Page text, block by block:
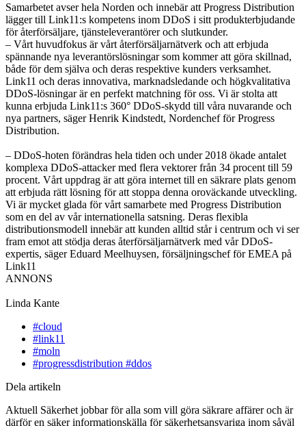
Samarbetet avser hela Norden och innebär att Progress Distribution
lägger till Link11:s kompetens inom DDoS i sitt produkterbjudande
för återförsäljare, tjänsteleverantörer och slutkunder.
– Vårt huvudfokus är vårt återförsäljarnätverk och att erbjuda
spännande nya leverantörslösningar som kommer att göra skillnad,
både för dem själva och deras respektive kunders verksamhet.
Link11 och deras innovativa, marknadsledande och högkvalitativa
DDoS-lösningar är en perfekt matchning för oss. Vi är stolta att
kunna erbjuda Link11:s 360° DDoS-skydd till våra nuvarande och
nya partners, säger Henrik Kindstedt, Nordenchef för Progress
Distribution.
– DDoS-hoten förändras hela tiden och under 2018 ökade antalet
komplexa DDoS-attacker med flera vektorer från 34 procent till 59
procent. Vårt uppdrag är att göra internet till en säkrare plats genom
att erbjuda rätt lösning för att stoppa denna oroväckande utveckling.
Vi är mycket glada för vårt samarbete med Progress Distribution
som en del av vår internationella satsning. Deras flexibla
distributionsmodell innebär att kunden alltid står i centrum och vi ser
fram emot att stödja deras återförsäljarnätverk med vår DDoS-
expertis, säger Eduard Meelhuysen, försäljningschef för EMEA på
Link11
ANNONS
Linda Kante
#cloud
#link11
#moln
#progressdistribution #ddos
Dela artikeln
Aktuell Säkerhet jobbar för alla som vill göra säkrare affärer och är
därför en säker informationskälla för säkerhetsansvariga inom såväl